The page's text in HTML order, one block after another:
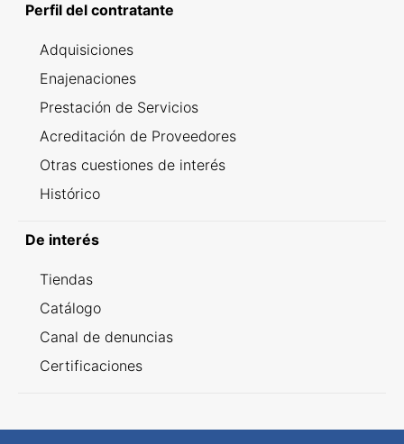
Perfil del contratante
Adquisiciones
Enajenaciones
Prestación de Servicios
Acreditación de Proveedores
Otras cuestiones de interés
Histórico
De interés
Tiendas
Catálogo
Canal de denuncias
Certificaciones